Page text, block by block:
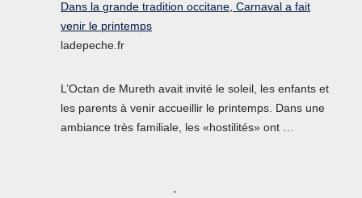
Dans la grande tradition occitane, Carnaval a fait
venir le printemps
ladepeche.fr
L’Octan de Mureth avait invité le soleil, les enfants et
les parents à venir accueillir le printemps. Dans une
ambiance très familiale, les «hostilités» ont …